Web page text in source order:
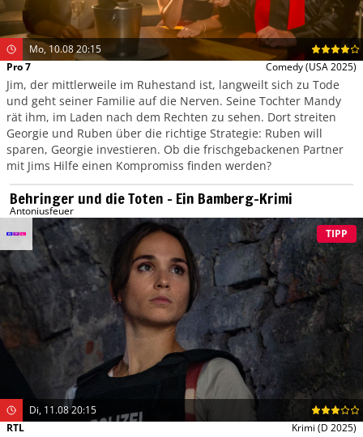
Mo, 10.08 20:15
Pro 7
Comedy(USA 2025)
Jim, der mittlerweile im Ruhestand ist, langweilt sich zu Tode
und geht seiner Familie auf die Nerven. Seine Tochter Mandy
rät ihm, im Laden nach dem Rechten zu sehen. Dort streiten
Georgie und Ruben über die richtige Strategie: Ruben will
sparen, Georgie investieren. Ob die frischgebackenen Partner
mit Jims Hilfe einen Kompromiss finden werden?
Behringer und die Toten – Ein Bamberg-Krimi
Antoniusfeuer
TIPP
Di, 11.08 20:15
RTL
Krimi (D 2025)